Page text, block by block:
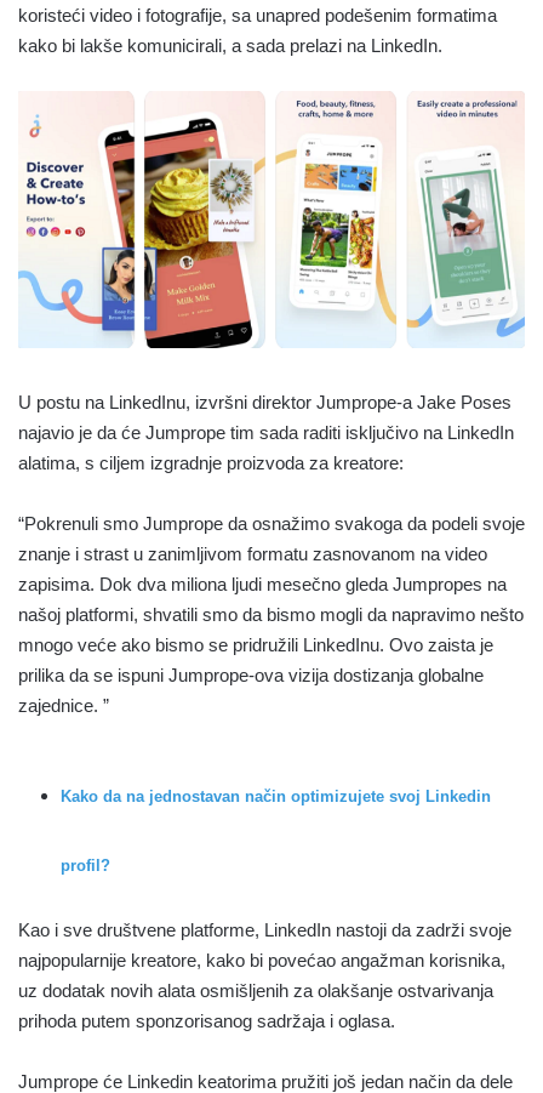
koristeći video i fotografije, sa unapred podešenim formatima
kako bi lakše komunicirali, a sada prelazi na LinkedIn.
U postu na LinkedInu, izvršni direktor Jumprope-a Jake Poses
najavio je da će Jumprope tim sada raditi isključivo na LinkedIn
alatima, s ciljem izgradnje proizvoda za kreatore:
“Pokrenuli smo Jumprope da osnažimo svakoga da podeli svoje
znanje i strast u zanimljivom formatu zasnovanom na video
zapisima. Dok dva miliona ljudi mesečno gleda Jumpropes na
našoj platformi, shvatili smo da bismo mogli da napravimo nešto
mnogo veće ako bismo se pridružili LinkedInu. Ovo zaista je
prilika da se ispuni Jumprope-ova vizija dostizanja globalne
zajednice. ”
Kako da na jednostavan način optimizujete svoj Linkedin
profil?
Kao i sve društvene platforme, LinkedIn nastoji da zadrži svoje
najpopularnije kreatore, kako bi povećao angažman korisnika,
uz dodatak novih alata osmišljenih za olakšanje ostvarivanja
prihoda putem sponzorisanog sadržaja i oglasa.
Jumprope će Linkedin keatorima pružiti još jedan način da dele